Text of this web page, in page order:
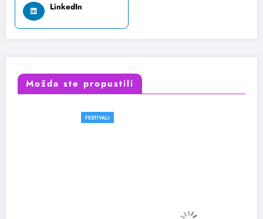
LinkedIn
Možda ste propustili